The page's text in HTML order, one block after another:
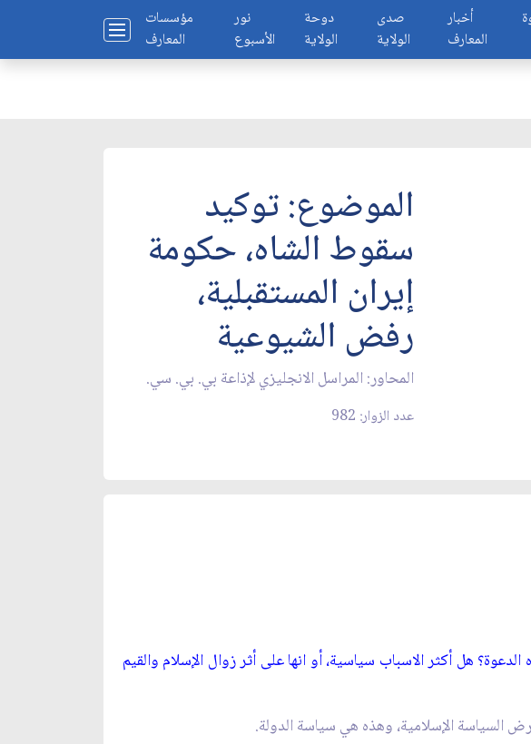
مؤسسات
المعارف
نور
الأسبوع
دوحة
الولاية
صدى
الولاية
أخبار
المعارف
الموضوع: توكيد
سقوط الشاه، حكومة
إيران المستقبلية،
رفض الشيوعية
المحاور: المراسل الانجليزي لإذاعة بي. بي. سي.
عدد الزوار: 982
هل أكثر الاسباب سياسية، أو انها على أثر زوال الإسلام والقيم
السياسة الإسلامية، وهذه هي سياسة الدولة.